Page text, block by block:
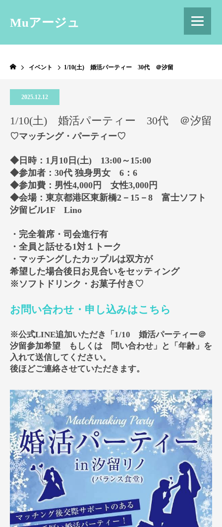
Muアージュ
イベント 1/10(土) 婚活パーティー 30代 ＠汐留
2025.12.12
1/10(土) 婚活パーティー 30代 ＠汐留
♡マッチング・パーティー♡
◆日時：1月10日(土) 13:00～15:00
◆参加者：30代 独身男女 6：6
◆参加費：男性4,000円 女性3,000円
◆会場：東京都港区東新橋2－15－8 富士ソフト
汐留ビル1F Lino
・完全着席・司会進行有
・全員と話せる1対１トーク
・マッチングしたカップルは双方が
希望した場合後日お見合いをセッティング
※ソフトドリンク・お菓子付き♡
お問い合わせ・申し込みはこちら
※公式LINE追加いただき「1/10 婚活パーティー＠
汐留参加希望 もしくは 問い合わせ」と「年齢」を
入れて送信してください。
後ほどご連絡させていただきます。